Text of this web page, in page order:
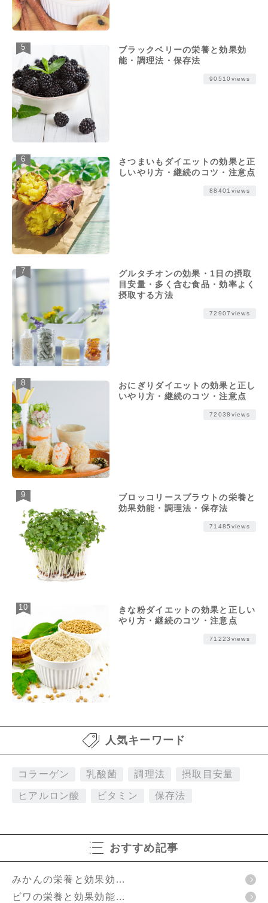
ブラックベリーの栄養と効果効
能・調理法・保存法
90510views
さつまいもダイエットの効果と正
しいやり方・継続のコツ・注意点
88401views
グルタチオンの効果・1日の摂取
目安量・多く含む食品・効率よく
摂取する方法
72907views
おにぎりダイエットの効果と正し
いやり方・継続のコツ・注意点
72038views
ブロッコリースプラウトの栄養と
効果効能・調理法・保存法
71485views
きな粉ダイエットの効果と正しい
やり方・継続のコツ・注意点
71223views
人気キーワード
コラーゲン 乳酸菌 調理法 摂取目安量
ヒアルロン酸 ビタミン 保存法
おすすめ記事
みかんの栄養と効果効…
ビワの栄養と効果効能…